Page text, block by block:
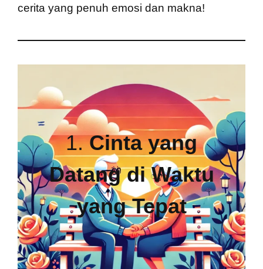
cerita yang penuh emosi dan makna!
1.Cinta yang
Datang di Waktu
yang Tepat